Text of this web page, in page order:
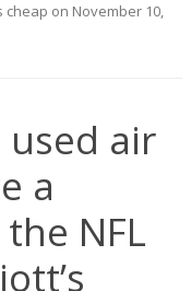
cheap on November 10,
used air
a
NFL